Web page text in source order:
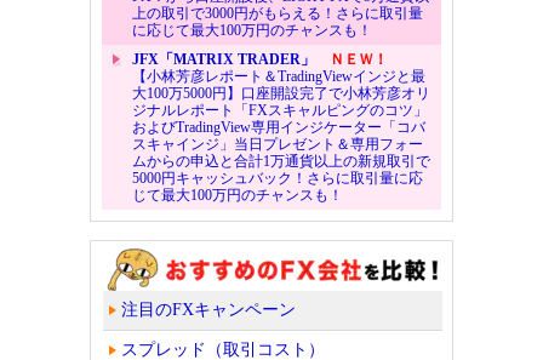
上の取引で3000円がもらえる！さらに取引量
に応じて最大100万円のチャンスも！
JFX「MATRIX TRADER」
ＮＥＷ！
【小林芳彦レポート＆TradingViewインジと最
大100万5000円】口座開設完了で小林芳彦オリ
ジナルレポート「FXスキャルピングのコツ」
およびTradingView専用インジケーター「コバ
スキャインジ」当日プレゼント＆専用フォー
ムからの申込と合計1万通貨以上の新規取引で
5000円キャッシュバック！さらに取引量に応
じて最大100万円のチャンスも！
注目のFXキャンペーン
スプレッド（取引コスト）